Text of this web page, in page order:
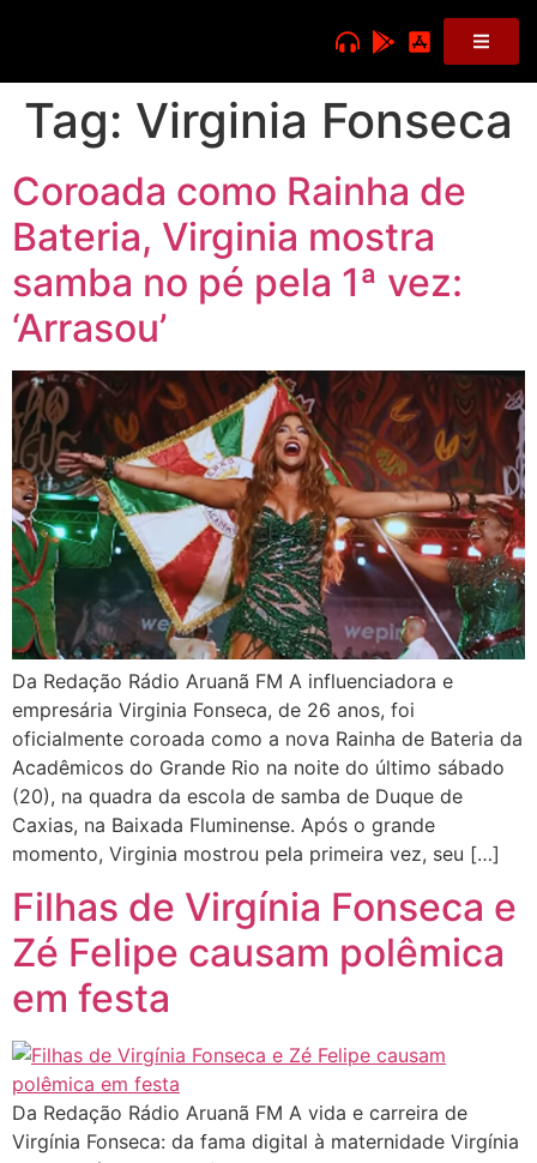
Tag: Virginia Fonseca
Coroada como Rainha de
Bateria, Virginia mostra
samba no pé pela 1ª vez:
‘Arrasou’
Da Redação Rádio Aruanã FM A influenciadora e
empresária Virginia Fonseca, de 26 anos, foi
oficialmente coroada como a nova Rainha de Bateria da
Acadêmicos do Grande Rio na noite do último sábado
(20), na quadra da escola de samba de Duque de
Caxias, na Baixada Fluminense. Após o grande
momento, Virginia mostrou pela primeira vez, seu […]
Filhas de Virgínia Fonseca e
Zé Felipe causam polêmica
em festa
Da Redação Rádio Aruanã FM A vida e carreira de
Virgínia Fonseca: da fama digital à maternidade Virgínia